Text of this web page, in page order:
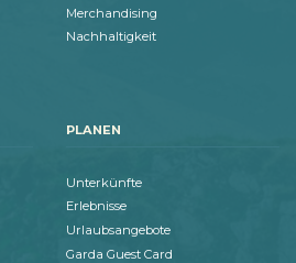
Merchandising
Nachhaltigkeit
PLANEN
Unterkünfte
Erlebnisse
Urlaubsangebote
Garda Guest Card